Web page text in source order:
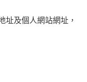
址及個人網站網址，